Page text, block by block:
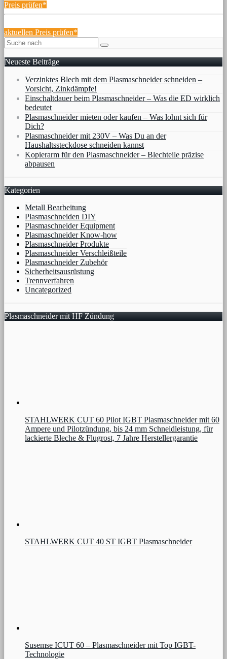
Preis prüfen*
aktuellen Preis prüfen*
Neueste Beiträge
Verzinktes Blech mit dem Plasmaschneider schneiden –
Vorsicht, Zinkdämpfe!
Einschaltdauer beim Plasmaschneider – Was die ED wirklich
bedeutet
Plasmaschneider mieten oder kaufen – Was lohnt sich für
Dich?
Plasmaschneider mit 230V – Was Du an der
Haushaltssteckdose schneiden kannst
Kopierarm für den Plasmaschneider – Blechteile präzise
abpausen
Kategorien
Metall Bearbeitung
Plasmaschneiden DIY
Plasmaschneider Equipment
Plasmaschneider Know-how
Plasmaschneider Produkte
Plasmaschneider Verschleißteile
Plasmaschneider Zubehör
Sicherheitsausrüstung
Trennverfahren
Uncategorized
Plasmaschneider mit HF Zündung
STAHLWERK CUT 60 Pilot IGBT Plasmaschneider mit 60
Ampere und Pilotzündung, bis 24 mm Schneidleistung, für
lackierte Bleche & Flugrost, 7 Jahre Herstellergarantie
STAHLWERK CUT 40 ST IGBT Plasmaschneider
Susemse ICUT 60 – Plasmaschneider mit Top IGBT-
Technologie